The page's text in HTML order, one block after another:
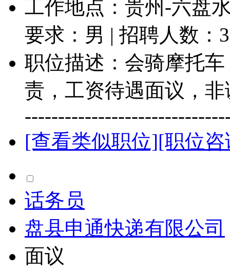
工作地点：贵州-六盘
要求：男 | 招聘人数： 3
职位描述：会骑摩托
责，工资待遇面议，
[查看类似职位][职位
话务员
盘县申通快递有限公司
面议